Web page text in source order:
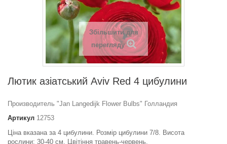
Збільшити для
перегляду
Лютик азіатський Aviv Red 4 цибулини
Производитель "Jan Langedijk Flower Bulbs" Голландия
Артикул 12753
Ціна вказана за 4 цибулини. Розмір цибулини 7/8. Висота
рослини: 30-40 см. Цвітіння травень-червень.